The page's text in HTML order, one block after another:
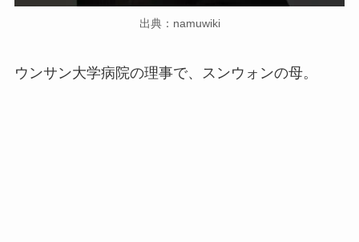
出典：namuwiki
ウンサン大学病院の理事で、スンウォンの母。